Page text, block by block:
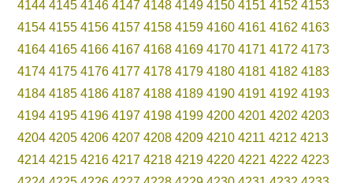
4144 4145 4146 4147 4148 4149 4150 4151 4152 4153
4154 4155 4156 4157 4158 4159 4160 4161 4162 4163
4164 4165 4166 4167 4168 4169 4170 4171 4172 4173
4174 4175 4176 4177 4178 4179 4180 4181 4182 4183
4184 4185 4186 4187 4188 4189 4190 4191 4192 4193
4194 4195 4196 4197 4198 4199 4200 4201 4202 4203
4204 4205 4206 4207 4208 4209 4210 4211 4212 4213
4214 4215 4216 4217 4218 4219 4220 4221 4222 4223